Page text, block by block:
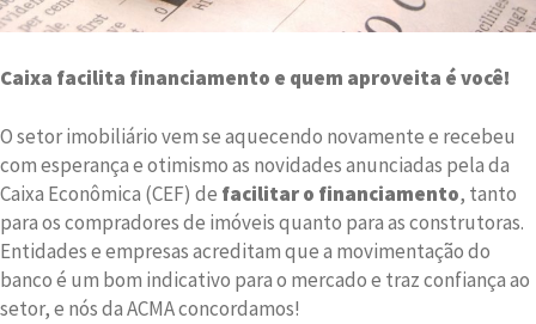
Caixa facilita financiamento e quem aproveita é você!
O setor imobiliário vem se aquecendo novamente e recebeu
com esperança e otimismo as novidades anunciadas pela da
Caixa Econômica (CEF) de facilitar o financiamento, tanto
para os compradores de imóveis quanto para as construtoras.
Entidades e empresas acreditam que a movimentação do
banco é um bom indicativo para o mercado e traz confiança ao
setor, e nós da ACMA concordamos!